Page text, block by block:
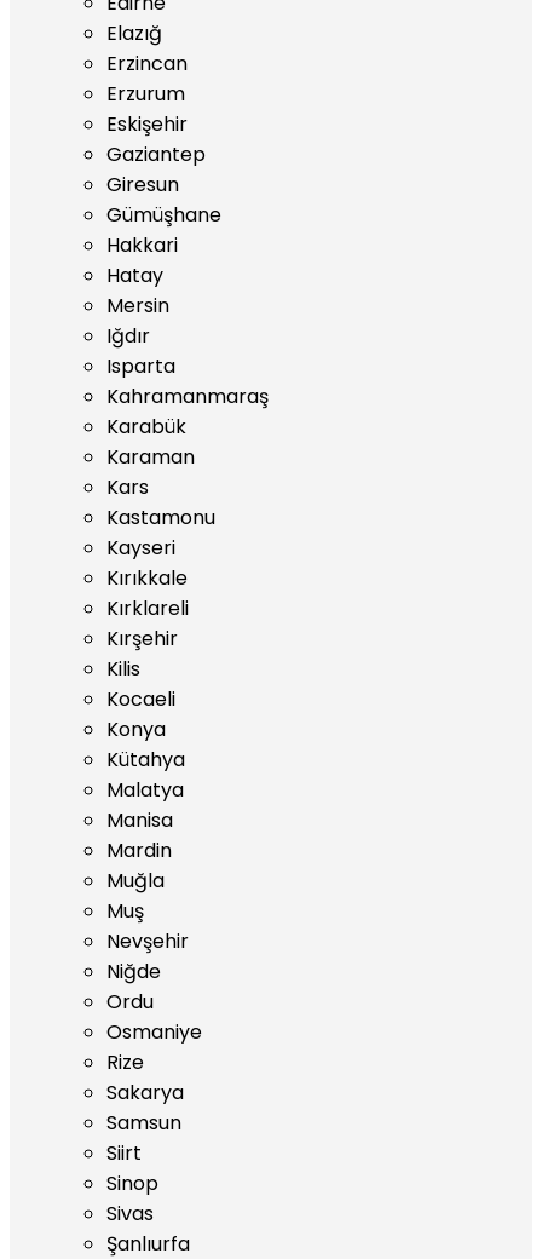
Elazığ
Erzincan
Erzurum
Eskişehir
Gaziantep
Giresun
Gümüşhane
Hakkari
Hatay
Mersin
Iğdır
Isparta
Kahramanmaraş
Karabük
Karaman
Kars
Kastamonu
Kayseri
Kırıkkale
Kırklareli
Kırşehir
Kilis
Kocaeli
Konya
Kütahya
Malatya
Manisa
Mardin
Muğla
Muş
Nevşehir
Niğde
Ordu
Osmaniye
Rize
Sakarya
Samsun
Siirt
Sinop
Sivas
Şanlıurfa